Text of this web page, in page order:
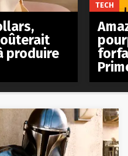
produire
TECH